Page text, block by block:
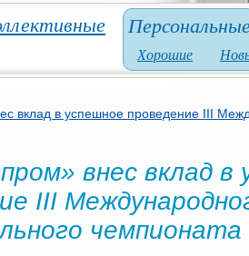
Хорошие
вклад в успешное проведение III
внес вклад в
III
чемпионата